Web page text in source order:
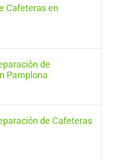
Cafeteras en
de
Pamplona
de Cafeteras